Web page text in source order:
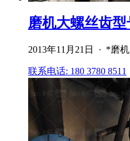
磨机大螺丝齿
2013年11月21日 · *磨
联系电话: 180 3780 8511